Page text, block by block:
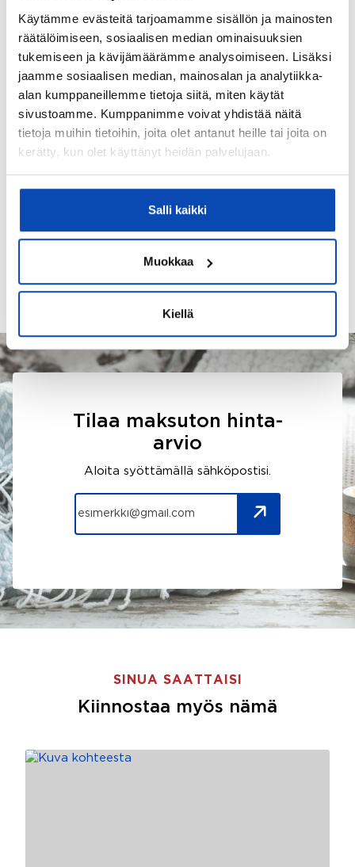
Käytämme evästeitä tarjoamamme sisällön ja mainosten
räätälöimiseen, sosiaalisen median ominaisuuksien
tukemiseen ja kävijämäärämme analysoimiseen. Lisäksi
jaamme sosiaalisen median, mainosalan ja analytiikka-
alan kumppaneillemme tietoja siitä, miten käytät
sivustoamme. Kumppanimme voivat yhdistää näitä
tietoja muihin tietoihin, joita olet antanut heille tai joita on
kerätty, kun olet käyttänyt heidän palvelujaan.
Salli kaikki
Muokkaa
Kiellä
– +
Laina-aika
– +
Tilaa maksuton hinta-
arvio
Aloita syöttämällä sähköpostisi.
SINUA SAATTAISI
Kiinnostaa myös nämä